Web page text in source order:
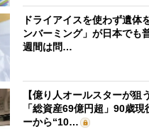
ドライアイスを使わず遺体
ンバーミング」が日本で
週間は問…
【億り人オールスターが狙
「総資産69億円超」90歳
ーから“10…